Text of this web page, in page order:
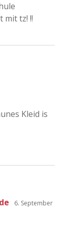
mit tz! !!
Kleid is
6. September